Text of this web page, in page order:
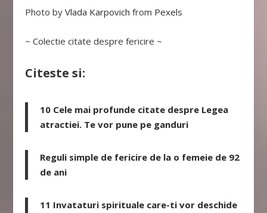
Photo byVlada Karpovich from Pexels
~ Colectie citate despre fericire ~
Citeste si:
10 Cele mai profunde citate despre Legea
atractiei. Te vor pune pe ganduri
Reguli simple de fericire de la o femeie de 92
de ani
11 Invataturi spirituale care-ti vor deschide